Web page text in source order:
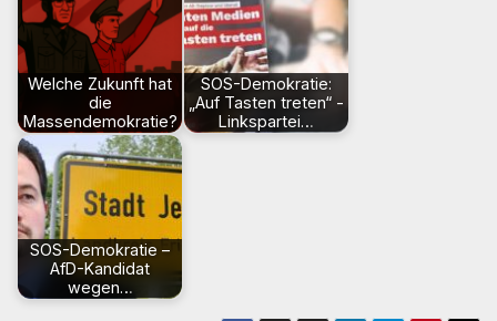
Welche Zukunft hat
die
Massendemokratie?
SOS-Demokratie:
„Auf Tasten treten“ -
Linkspartei…
SOS-Demokratie –
AfD-Kandidat
wegen…